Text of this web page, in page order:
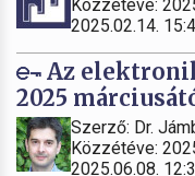
Közzétéve:
2025.02.14.
Az
2025
Szerző: Dr.
Közzétéve:
2025.06.08.